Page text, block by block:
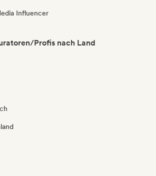
Influencer
Profis nach Land